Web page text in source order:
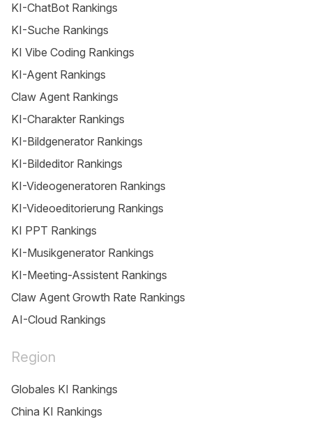
KI-ChatBot Rankings
KI-Suche Rankings
KI Vibe Coding Rankings
KI-Agent Rankings
Claw Agent Rankings
KI-Charakter Rankings
KI-Bildgenerator Rankings
KI-Bildeditor Rankings
KI-Videogeneratoren Rankings
KI-Videoeditorierung Rankings
KI PPT Rankings
KI-Musikgenerator Rankings
KI-Meeting-Assistent Rankings
Claw Agent Growth Rate Rankings
AI-Cloud Rankings
Region
Globales KI Rankings
China KI Rankings